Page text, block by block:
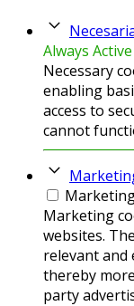
Always Active
Necessary
enabling
access to
cannot
Marketing
websites.
relevant and
thereby
party